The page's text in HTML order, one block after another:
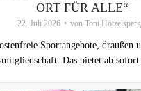
ORT FÜR ALLE“
22. Juli 2026 von Toni
Sportangebote, draußen
Das bietet ab